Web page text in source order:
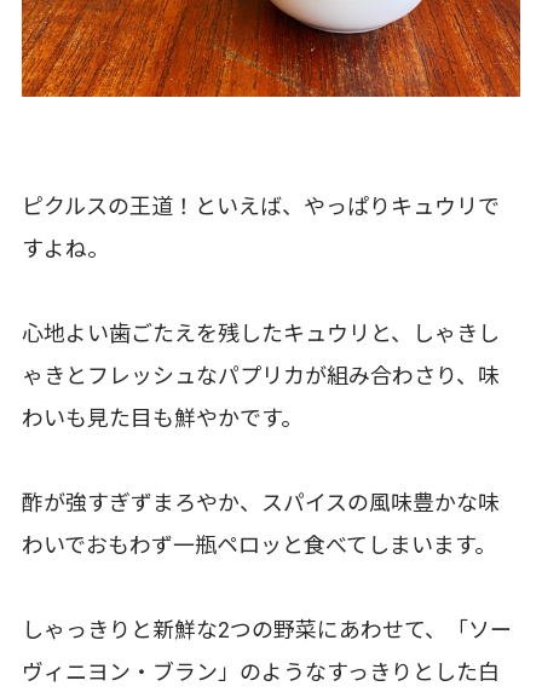
ピクルスの王道！といえば、やっぱりキュウリで
すよね。
心地よい歯ごたえを残したキュウリと、しゃきし
ゃきとフレッシュなパプリカが組み合わさり、味
わいも見た目も鮮やかです。
酢が強すぎずまろやか、スパイスの風味豊かな味
わいでおもわず一瓶ペロッと食べてしまいます。
しゃっきりと新鮮な2つの野菜にあわせて、「ソー
ヴィニヨン・ブラン」のようなすっきりとした白